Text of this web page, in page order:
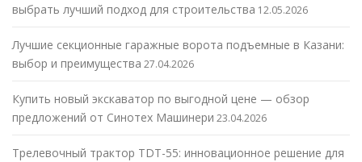
выбрать лучший подход для строительства 12.05.2026
Лучшие секционные гаражные ворота подъемные в Казани:
выбор и преимущества 27.04.2026
Купить новый экскаватор по выгодной цене — обзор
предложений от Синотех Машинери 23.04.2026
Трелевочный трактор TDT-55: инновационное решение для